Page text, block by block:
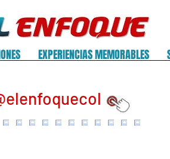
EXPERIENCIAS MEMORABLES